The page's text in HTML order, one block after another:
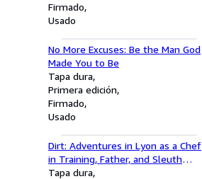
Firmado
Usado
No More Excuses: Be the Man God
Made You to Be
Tapa dura
Primera edición
Firmado
Usado
Dirt: Adventures in Lyon as a Chef
in Training, Father, and Sleuth
Looking for the Secret of French
Tapa dura